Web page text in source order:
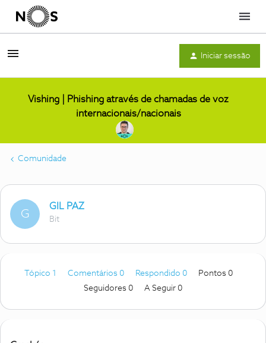
Menu
Iniciar sessão
Vishing | Phishing através de chamadas de voz
internacionais/nacionais
Comunidade
G
GIL PAZ
Bit
Tópico 1 Comentários 0 Respondido 0
Pontos 0
Seguidores 0 A Seguir 0